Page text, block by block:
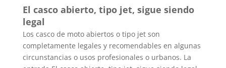
El casco abierto, tipo jet, sigue siendo
legal
Los casco de moto abiertos o tipo jet son
completamente legales y recomendables en algunas
circunstancias o usos profesionales o urbanos. La